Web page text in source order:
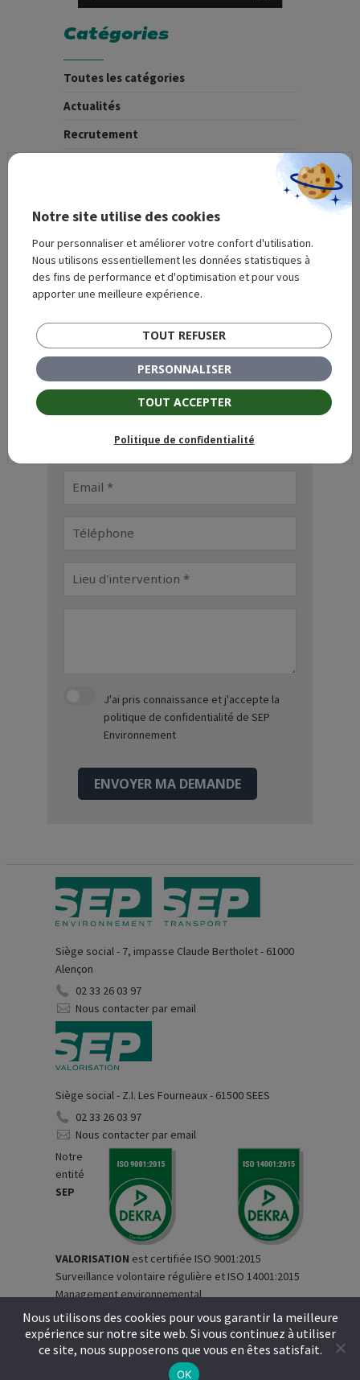
Catégories
Toutes les catégories
Actualités
Recrutement
Demande de devis
Remplissez le formulaire ci-dessous pour que
J'ai pris connaissance et j'accepte la
politique de confidentialité de SEP
Environnement
ENVOYER MA DEMANDE
Siège social - 7, impasse Claude Bertholet - 61000
Alençon
02 33 26 03 97
Nous contacter par email
Siège social - Z.I. Les Fourneaux - 61500 SEES
02 33 26 03 97
Nous contacter par email
Notre
entité
SEP
VALORISATION est certifiée ISO 9001:2015
Surveillance volontaire régulière et ISO 14001:2015
Management environnemental
Copyright © S.E.P. Environnement, tous droits réservés -
Mentions légales-Politique de confidentialité-
Réalisation Infocob
Nous utilisons des cookies pour vous garantir la meilleure
expérience sur notre site web. Si vous continuez à utiliser
ce site, nous supposerons que vous en êtes satisfait.
OK
Notre site utilise des cookies
Pour personnaliser et améliorer votre confort d'utilisation.
Nous utilisons essentiellement les données statistiques à
des fins de performance et d'optimisation et pour vous
apporter une meilleure expérience.
TOUT ACCEPTER
TOUT REFUSER
PERSONNALISER
Politique de confidentialité